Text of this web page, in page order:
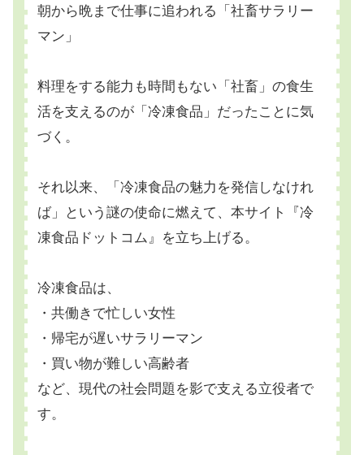
朝から晩まで仕事に追われる「社畜サラリー
マン」
料理をする能力も時間もない「社畜」の食生
活を支えるのが「冷凍食品」だったことに気
づく。
それ以来、「冷凍食品の魅力を発信しなけれ
ば」という謎の使命に燃えて、本サイト『冷
凍食品ドットコム』を立ち上げる。
冷凍食品は、
・共働きで忙しい女性
・帰宅が遅いサラリーマン
・買い物が難しい高齢者
など、現代の社会問題を影で支える立役者で
す。